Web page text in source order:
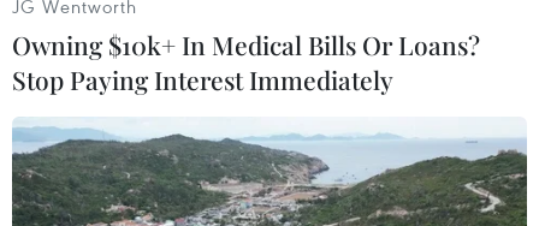
JG Wentworth
Owning $10k+ In Medical Bills Or Loans?
Stop Paying Interest Immediately